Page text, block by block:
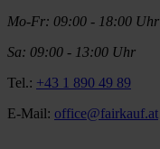
Mo-Fr: 09:00 - 18:00 Uhr
Sa: 09:00 - 13:00 Uhr
Tel.: +43 1 890 49 89
E-Mail: office@fairkauf.at